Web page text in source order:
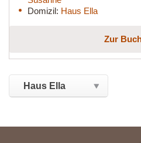
Domizil: Haus Ella
Zur